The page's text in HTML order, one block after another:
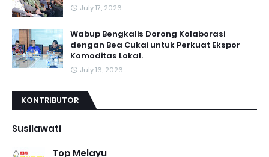
July 17, 2026
Wabup Bengkalis Dorong Kolaborasi
dengan Bea Cukai untuk Perkuat Ekspor
Komoditas Lokal.
July 16, 2026
KONTRIBUTOR
Susilawati
Top Melayu